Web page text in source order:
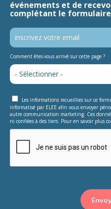
événements et de
complétant le formulaire
Comment êtes-vous arrivé sur cette page ?
Les informations recueillies sur ce
informatisé par ELEE afin vous envoyer
autre communication marketing. Ces
ni confiées à des tiers. Pour en savoir plus